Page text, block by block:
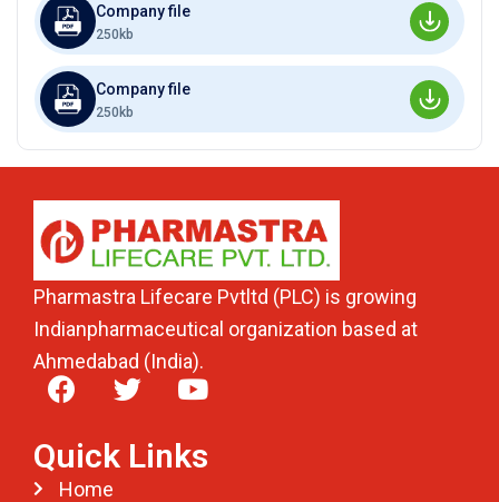
Company file
250kb
Company file
250kb
Pharmastra Lifecare Pvtltd (PLC) is growing
Indianpharmaceutical organization based at
Ahmedabad (India).
Quick Links
Home